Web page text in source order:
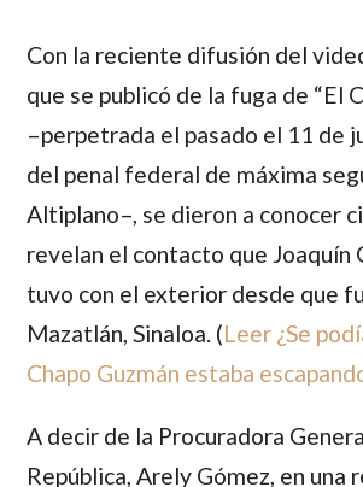
Con la reciente difusión del
que se publicó de la fuga de “El
–perpetrada el pasado el 11 de
del penal federal de máxima
Altiplano–, se dieron a conocer
revelan el contacto que Joaquín
tuvo con el exterior desde que
Mazatlán, Sinaloa. (Leer ¿Se
Chapo Guzmán estaba
A decir de la Procuradora
República,Arely Gómez, en una